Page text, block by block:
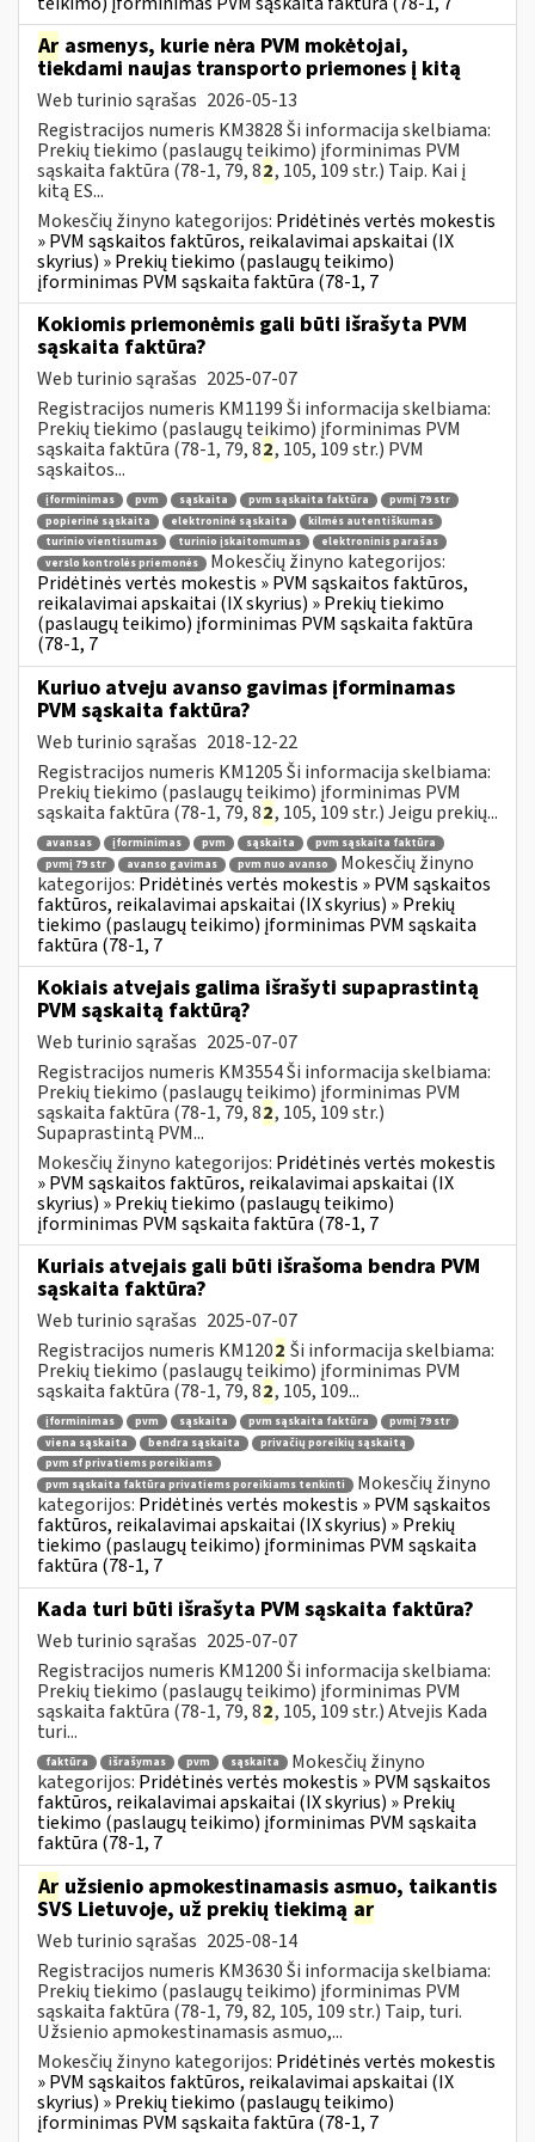
Ar asmenys, kurie nėra PVM mokėtojai,
tiekdami naujas transporto priemones į kitą
Web turinio sąrašas 2026-05-13
Registracijos numeris KM3828 Ši informacija skelbiama:
Prekių tiekimo (paslaugų teikimo) įforminimas PVM
sąskaita faktūra (78-1, 79, 82, 105, 109 str.) Taip. Kai į
kitą ES...
Mokesčių žinyno kategorijos: Pridėtinės vertės mokestis
» PVM sąskaitos faktūros, reikalavimai apskaitai (IX
skyrius) » Prekių tiekimo (paslaugų teikimo)
įforminimas PVM sąskaita faktūra (78-1, 7
Kokiomis priemonėmis gali būti išrašyta PVM
sąskaita faktūra?
Web turinio sąrašas 2025-07-07
Registracijos numeris KM1199 Ši informacija skelbiama:
Prekių tiekimo (paslaugų teikimo) įforminimas PVM
sąskaita faktūra (78-1, 79, 82, 105, 109 str.) PVM
sąskaitos...
įforminimas pvm sąskaita pvm sąskaita faktūra
pvmį 79 str
popierinė sąskaita
elektroninė sąskaita
kilmės autentiškumas
turinio vientisumas
turinio įskaitomumas
elektroninis parašas
verslo kontrolės priemonės
Mokesčių žinyno kategorijos:
Pridėtinės vertės mokestis » PVM sąskaitos faktūros,
reikalavimai apskaitai (IX skyrius) » Prekių tiekimo
(paslaugų teikimo) įforminimas PVM sąskaita faktūra
(78-1, 7
Kuriuo atveju avanso gavimas įforminamas
PVM sąskaita faktūra?
Web turinio sąrašas 2018-12-22
Registracijos numeris KM1205 Ši informacija skelbiama:
Prekių tiekimo (paslaugų teikimo) įforminimas PVM
sąskaita faktūra (78-1, 79, 82, 105, 109 str.) Jeigu prekių...
avansas įforminimas pvm sąskaita
pvm sąskaita faktūra
pvmį 79 str
avanso gavimas pvm nuo avanso
Mokesčių žinyno
kategorijos: Pridėtinės vertės mokestis » PVM sąskaitos
faktūros, reikalavimai apskaitai (IX skyrius) » Prekių
tiekimo (paslaugų teikimo) įforminimas PVM sąskaita
faktūra (78-1, 7
Kokiais atvejais galima išrašyti supaprastintą
PVM sąskaitą faktūrą?
Web turinio sąrašas 2025-07-07
Registracijos numeris KM3554 Ši informacija skelbiama:
Prekių tiekimo (paslaugų teikimo) įforminimas PVM
sąskaita faktūra (78-1, 79, 82, 105, 109 str.)
Supaprastintą PVM...
Mokesčių žinyno kategorijos: Pridėtinės vertės mokestis
» PVM sąskaitos faktūros, reikalavimai apskaitai (IX
skyrius) » Prekių tiekimo (paslaugų teikimo)
įforminimas PVM sąskaita faktūra (78-1, 7
Kuriais atvejais gali būti išrašoma bendra PVM
sąskaita faktūra?
Web turinio sąrašas 2025-07-07
Registracijos numeris KM1202 Ši informacija skelbiama:
Prekių tiekimo (paslaugų teikimo) įforminimas PVM
sąskaita faktūra (78-1, 79, 82, 105, 109...
įforminimas pvm sąskaita pvm sąskaita faktūra
pvmį 79 str
viena sąskaita
bendra sąskaita
privačių poreikių sąskaitą
pvm sf privatiems poreikiams
pvm sąskaita faktūra privatiems poreikiams tenkinti
Mokesčių žinyno
kategorijos: Pridėtinės vertės mokestis » PVM sąskaitos
faktūros, reikalavimai apskaitai (IX skyrius) » Prekių
tiekimo (paslaugų teikimo) įforminimas PVM sąskaita
faktūra (78-1, 7
Kada turi būti išrašyta PVM sąskaita faktūra?
Web turinio sąrašas 2025-07-07
Registracijos numeris KM1200 Ši informacija skelbiama:
Prekių tiekimo (paslaugų teikimo) įforminimas PVM
sąskaita faktūra (78-1, 79, 82, 105, 109 str.) Atvejis Kada
turi...
faktūra išrašymas pvm sąskaita
Mokesčių žinyno
kategorijos: Pridėtinės vertės mokestis » PVM sąskaitos
faktūros, reikalavimai apskaitai (IX skyrius) » Prekių
tiekimo (paslaugų teikimo) įforminimas PVM sąskaita
faktūra (78-1, 7
Ar užsienio apmokestinamasis asmuo, taikantis
SVS Lietuvoje, už prekių tiekimą ar
Web turinio sąrašas 2025-08-14
Registracijos numeris KM3630 Ši informacija skelbiama:
Prekių tiekimo (paslaugų teikimo) įforminimas PVM
sąskaita faktūra (78-1, 79, 82, 105, 109 str.) Taip, turi.
Užsienio apmokestinamasis asmuo,...
Mokesčių žinyno kategorijos: Pridėtinės vertės mokestis
» PVM sąskaitos faktūros, reikalavimai apskaitai (IX
skyrius) » Prekių tiekimo (paslaugų teikimo)
įforminimas PVM sąskaita faktūra (78-1, 7